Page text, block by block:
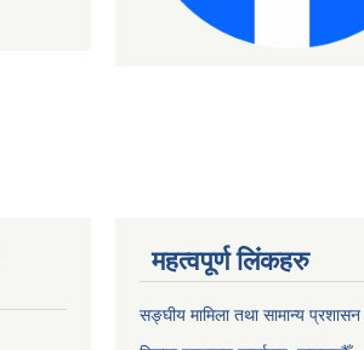
महत्वपूर्ण लिंकहरु
सङ्‍घीय मामिला तथा सामान्य